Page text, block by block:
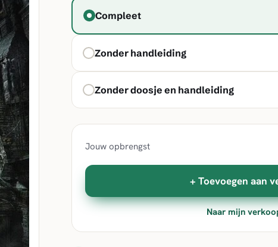
Compleet
Zonder handleiding
Zonder doosje en handleiding
Jouw opbrengst
+ Toevoegen aan
Naar mijn